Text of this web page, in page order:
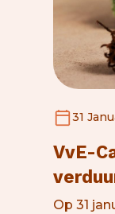
31
VvE-
Op 31